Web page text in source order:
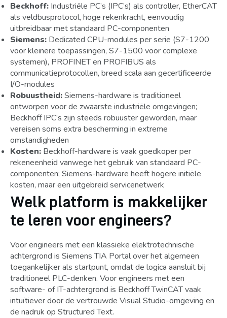
Beckhoff: Industriële PC’s (IPC’s) als controller, EtherCAT
als veldbusprotocol, hoge rekenkracht, eenvoudig
uitbreidbaar met standaard PC-componenten
Siemens: Dedicated CPU-modules per serie (S7-1200
voor kleinere toepassingen, S7-1500 voor complexe
systemen), PROFINET en PROFIBUS als
communicatieprotocollen, breed scala aan gecertificeerde
I/O-modules
Robuustheid:Siemens-hardware is traditioneel
ontworpen voor de zwaarste industriële omgevingen;
Beckhoff IPC’s zijn steeds robuuster geworden, maar
vereisen soms extra bescherming in extreme
omstandigheden
Kosten: Beckhoff-hardware is vaak goedkoper per
rekeneenheid vanwege het gebruik van standaard PC-
componenten; Siemens-hardware heeft hogere initiële
kosten, maar een uitgebreid servicenetwerk
Welk platform is makkelijker
te leren voor engineers?
Voor engineers met een klassieke elektrotechnische
achtergrond is Siemens TIA Portal over het algemeen
toegankelijker als startpunt, omdat de logica aansluit bij
traditioneel PLC-denken. Voor engineers met een
software- of IT-achtergrond is Beckhoff TwinCAT vaak
intuïtiever door de vertrouwde Visual Studio-omgeving en
de nadruk op Structured Text.